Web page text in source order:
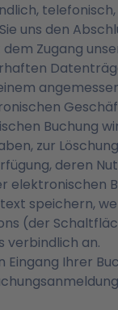
uns den
Zugang
Buchung
zur
deren
speichern,
(der
verbindlich an.
Ihrer